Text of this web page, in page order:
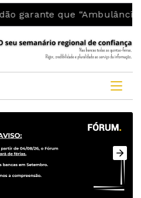
“Ambulância do INEM